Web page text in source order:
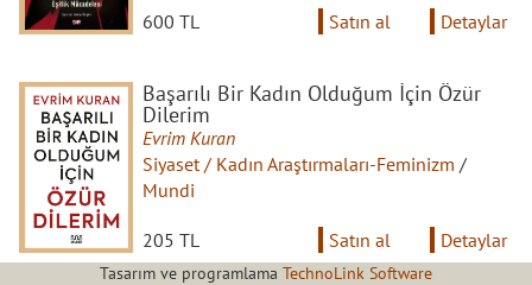
600 TL Satın al Detaylar
Başarılı Bir Kadın Olduğum İçin Özür
Dilerim
Evrim Kuran
Siyaset / Kadın Araştırmaları-Feminizm /
Mundi
205 TL Satın al Detaylar
Tasarım ve programlama TechnoLink Software